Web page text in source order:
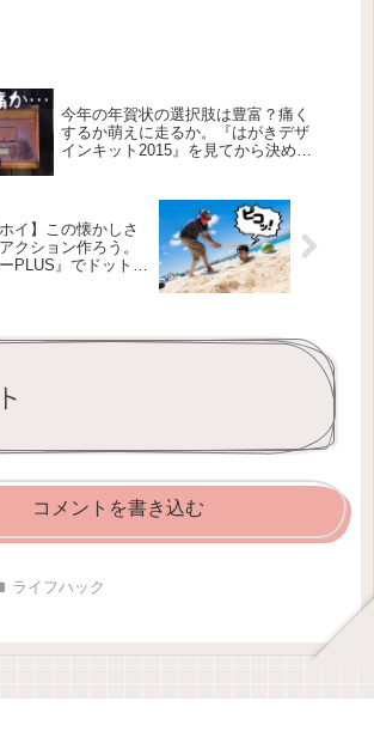
今年の年賀状の選択肢は豊富？痛く
するか萌えに走るか。『はがきデザ
インキット2015』を見てから決めて
イ】この懐かしさ
クション作ろう。
PLUS』でドットゲ
コメントを書き込む
ライフハック